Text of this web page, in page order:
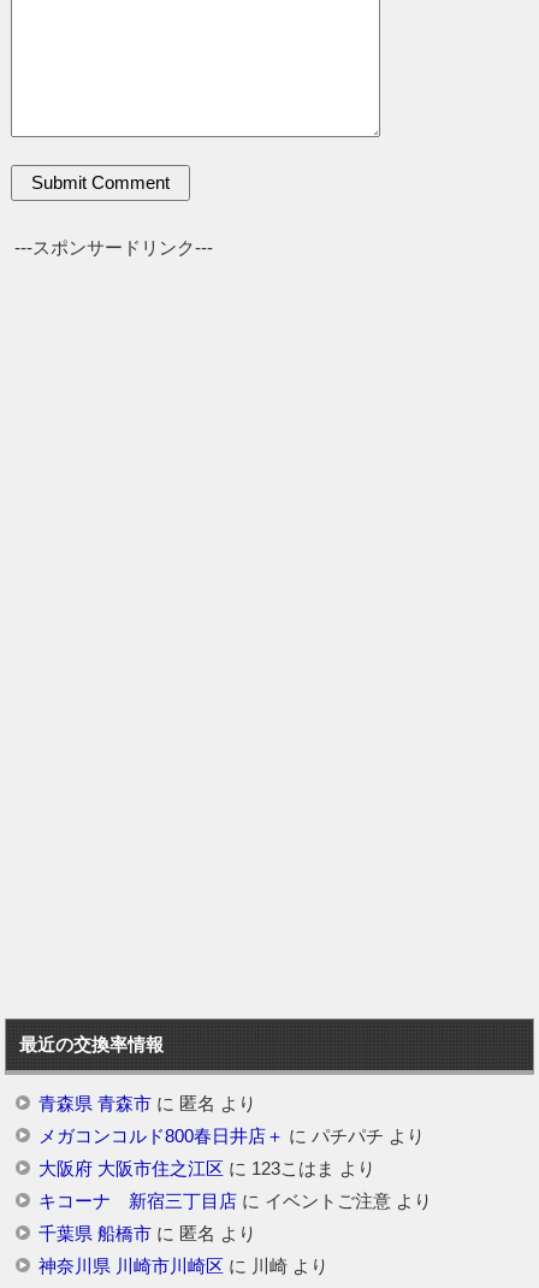
---スポンサードリンク---
最近の交換率情報
青森県 青森市に 匿名 より
メガコンコルド800春日井店＋ に パチパチ より
大阪府 大阪市住之江区 に 123こはま より
キコーナ 新宿三丁目店に イベントご注意より
千葉県 船橋市に 匿名 より
神奈川県 川崎市川崎区 に 川崎より